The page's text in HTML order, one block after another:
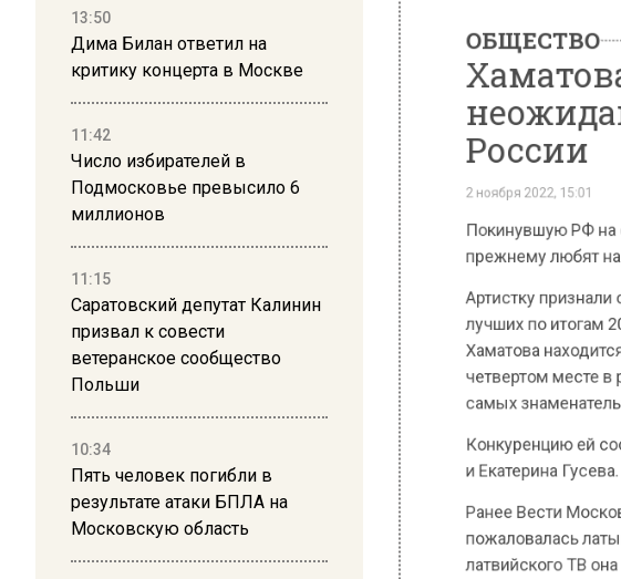
13:50
Дима Билан ответил на
критику концерта в Москве
11:42
Число избирателей в
Подмосковье превысило 6
миллионов
11:15
Саратовский депутат Калинин
призвал к совести
ветеранское сообщество
Польши
10:34
Пять человек погибли в
результате атаки БПЛА на
Московскую область
лучших